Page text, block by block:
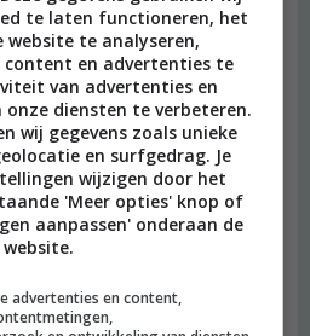
te laten functioneren, het
website te analyseren,
content en advertenties te
van advertenties en
diensten te verbeteren.
wij gegevens zoals unieke
en surfgedrag. Je
wijzigen door het
'Meer opties' knop of
aanpassen' onderaan de
website.
advertenties en content,